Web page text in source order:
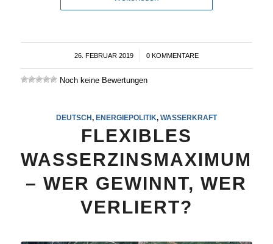
26. FEBRUAR 2019
/ 0 KOMMENTARE
Noch keine Bewertungen
DEUTSCH, ENERGIEPOLITIK, WASSERKRAFT
FLEXIBLES
WASSERZINSMAXIMUM
– WER GEWINNT, WER
VERLIERT?